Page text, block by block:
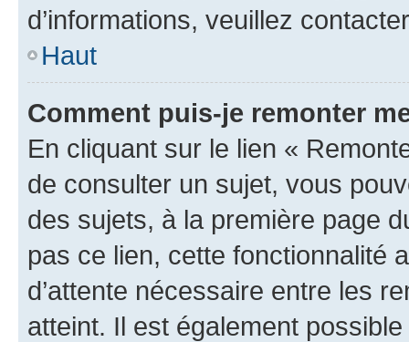
d’informations, veuillez
Haut
Comment puis-je remonter
En cliquant sur le lien «
de consulter un sujet, vous
des sujets, à la première page
pas ce lien, cette fonctionnalité
d’attente nécessaire entre les
atteint. Il est également